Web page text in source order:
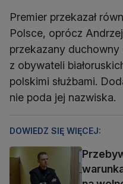
Premier przekazał
Polsce, oprócz
przekazany duchowny
z obywateli
polskimi służbami.
nie poda jej nazwiska.
DOWIEDZ SIĘ WIĘCEJ: